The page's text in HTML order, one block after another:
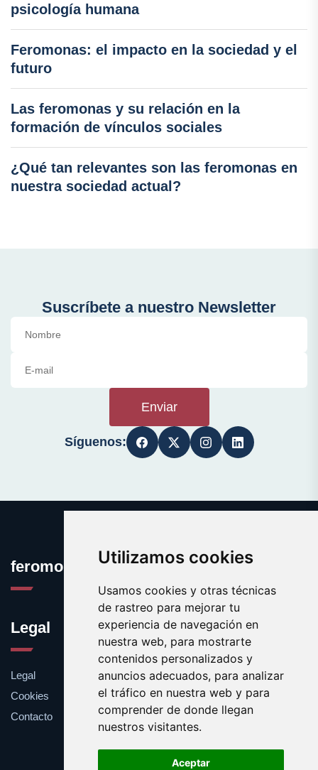
Utilizamos cookies
Usamos cookies y otras técnicas
de rastreo para mejorar tu
experiencia de navegación en
nuestra web, para mostrarte
contenidos personalizados y
anuncios adecuados, para analizar
el tráfico en nuestra web y para
comprender de donde llegan
nuestros visitantes.
Aceptar
psicología humana
Feromonas: el impacto en la sociedad y el
futuro
Las feromonas y su relación en la
formación de vínculos sociales
¿Qué tan relevantes son las feromonas en
nuestra sociedad actual?
Suscríbete a nuestro Newsletter
Enviar
Síguenos:
feromona.es
Legal
Legal
Cookies
Contacto